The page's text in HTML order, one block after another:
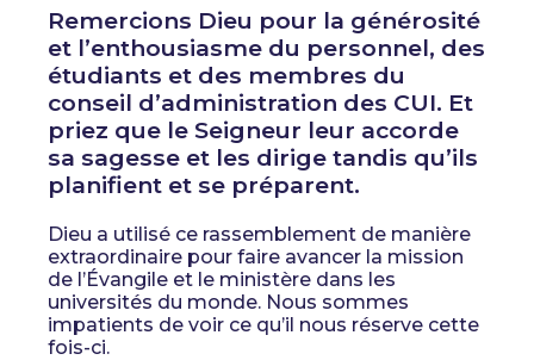
Remercions Dieu pour la générosité
et l’enthousiasme du personnel, des
étudiants et des membres du
conseil d’administration des CUI. Et
priez que le Seigneur leur accorde
sa sagesse et les dirige tandis qu’ils
planifient et se préparent.
Dieu a utilisé ce rassemblement de manière
extraordinaire pour faire avancer la mission
de l’Évangile et le ministère dans les
universités du monde. Nous sommes
impatients de voir ce qu’il nous réserve cette
fois-ci.